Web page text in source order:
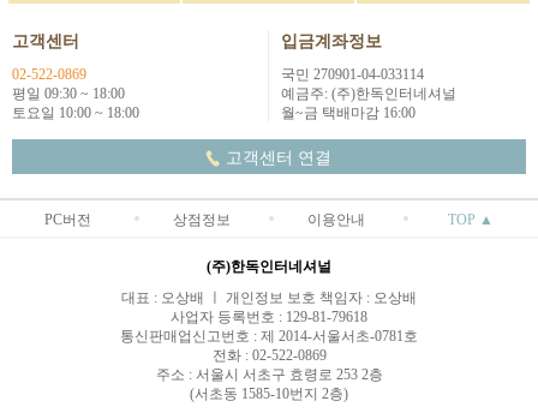
고객센터
02-522-0869
평일 09:30 ~ 18:00
토요일 10:00 ~ 18:00
입금계좌정보
국민 270901-04-033114
예금주: (주)한독인터네셔널
월~금 택배마감 16:00
고객센터 연결
PC버전 상점정보 이용안내 TOP ▲
(주)한독인터네셔널
대표 : 오상배 ㅣ 개인정보 보호 책임자 : 오상배
사업자 등록번호 : 129-81-79618
통신판매업신고번호 : 제 2014-서울서초-0781호
전화 : 02-522-0869
주소 : 서울시 서초구 효령로 253 2층
(서초동 1585-10번지 2층)